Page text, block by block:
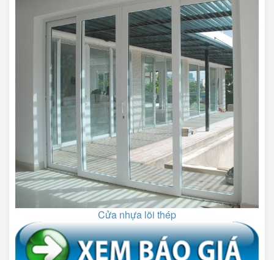
Cửa nhựa lõi thép